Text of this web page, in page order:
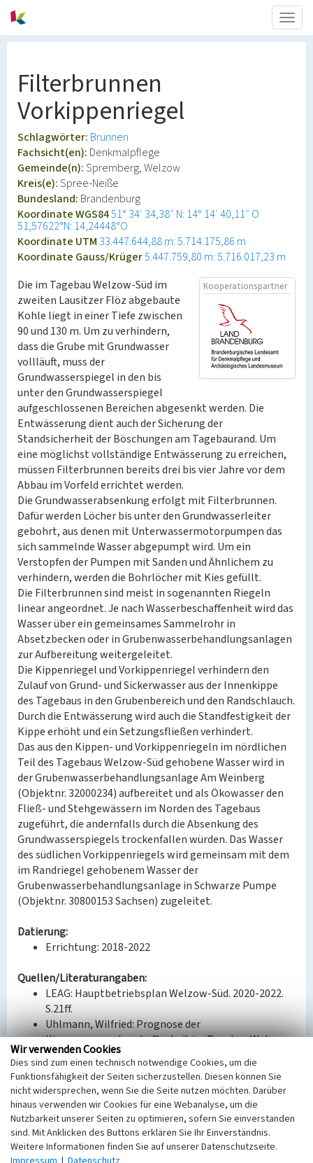
Filterbrunnen
Vorkippenriegel
Schlagwörter: Brunnen
Fachsicht(en): Denkmalpflege
Gemeinde(n):Spremberg, Welzow
Kreis(e):Spree-Neiße
Bundesland: Brandenburg
Koordinate WGS8451° 34′ 34,38″ N: 14° 14′ 40,11″ O
51,57622°N: 14,24448°O
Koordinate UTM 33.447.644,88 m: 5.714.175,86 m
Koordinate Gauss/Krüger5.447.759,80 m: 5.716.017,23 m
Kooperationspartner
Die im Tagebau Welzow-Süd im
zweiten Lausitzer Flöz abgebaute
Kohle liegt in einer Tiefe zwischen
90 und 130 m. Um zu verhindern,
dass die Grube mit Grundwasser
vollläuft, muss der
Grundwasserspiegel in den bis
unter den Grundwasserspiegel
aufgeschlossenen Bereichen abgesenkt werden. Die
Entwässerung dient auch der Sicherung der
Standsicherheit der Böschungen am Tagebaurand. Um
eine möglichst vollständige Entwässerung zu erreichen,
müssen Filterbrunnen bereits drei bis vier Jahre vor dem
Abbau im Vorfeld errichtet werden.
Die Grundwasserabsenkung erfolgt mit Filterbrunnen.
Dafür werden Löcher bis unter den Grundwasserleiter
gebohrt, aus denen mit Unterwassermotorpumpen das
sich sammelnde Wasser abgepumpt wird. Um ein
Verstopfen der Pumpen mit Sanden und Ähnlichem zu
verhindern, werden die Bohrlöcher mit Kies gefüllt.
Die Filterbrunnen sind meist in sogenannten Riegeln
linear angeordnet. Je nach Wasserbeschaffenheit wird das
Wasser über ein gemeinsames Sammelrohr in
Absetzbecken oder in Grubenwasserbehandlungsanlagen
zur Aufbereitung weitergeleitet.
Die Kippenriegel und Vorkippenriegel verhindern den
Zulauf von Grund- und Sickerwasser aus der Innenkippe
des Tagebaus in den Grubenbereich und den Randschlauch.
Durch die Entwässerung wird auch die Standfestigkeit der
Kippe erhöht und ein Setzungsfließen verhindert.
Das aus den Kippen- und Vorkippenriegeln im nördlichen
Teil des Tagebaus Welzow-Süd gehobene Wasser wird in
der Grubenwasserbehandlungsanlage Am Weinberg
(Objektnr. 32000234) aufbereitet und als Ökowasser den
Fließ- und Stehgewässern im Norden des Tagebaus
zugeführt, die andernfalls durch die Absenkung des
Grundwasserspiegels trockenfallen würden. Das Wasser
des südlichen Vorkippenriegels wird gemeinsam mit dem
im Randriegel gehobenem Wasser der
Grubenwasserbehandlungsanlage in Schwarze Pumpe
(Objektnr. 30800153 Sachsen) zugeleitet.
Datierung:
Errichtung: 2018-2022
Quellen/Literaturangaben:
LEAG: Hauptbetriebsplan Welzow-Süd. 2020-2022.
S.21ff.
Uhlmann, Wilfried: Prognose der
Kippenwassserbeschaffenheit im Tagebau Welzow-
Süd (TF Proschim) und Maßnahmen zur Minderung
der Kippenversauerung. Dresden 2007. S. 10f.
BKM-Nummer:32002847
(Erfassungsprojekt Lausitz, BLDAM 2023)
Wir verwenden Cookies
Dies sind zum einen technisch notwendige Cookies, um die
Funktionsfähigkeit der Seiten sicherzustellen. Diesen können Sie
nicht widersprechen, wenn Sie die Seite nutzen möchten. Darüber
hinaus verwenden wir Cookies für eine Webanalyse, um die
Nutzbarkeit unserer Seiten zu optimieren, sofern Sie einverstanden
sind. Mit Anklicken des Buttons erklären Sie Ihr Einverständnis.
Weitere Informationen finden Sie auf unserer Datenschutzseite.